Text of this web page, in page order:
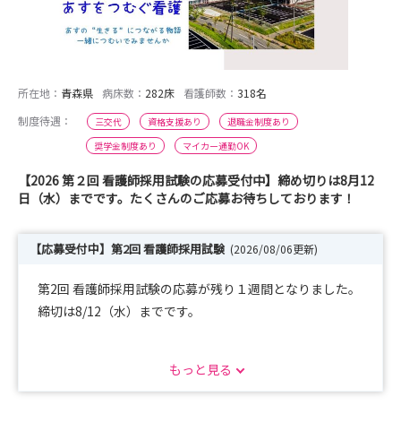
所在地： 青森県 病床数： 282床 看護師数： 318名
制度待遇：
三交代 資格支援あり
退職金制度あり
奨学金制度あり
マイカー通勤OK
【2026 第２回 看護師採用試験の応募受付中】締め切りは8月12
日（水）までです。たくさんのご応募お待ちしております！
【応募受付中】第2回 看護師採用試験 (2026/08/06更新)
第2回 看護師採用試験の応募が残り１週間となりました。
締切は8/12（水）までです。
もっと見る